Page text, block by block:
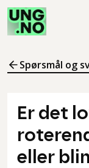
Spørsmål og
Er det
eller